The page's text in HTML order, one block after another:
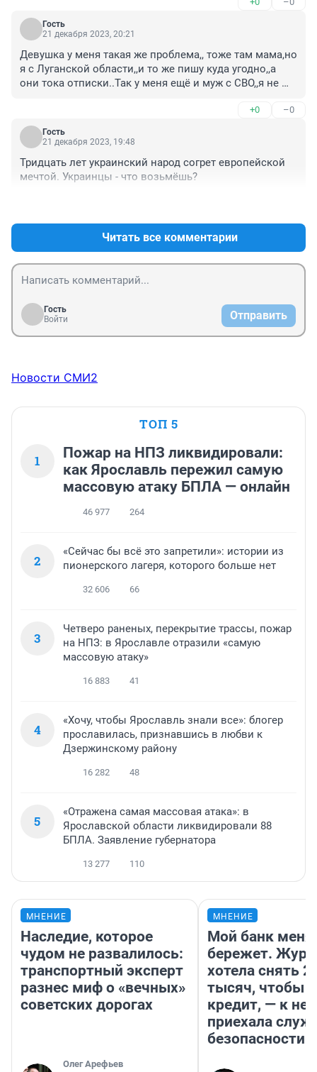
Гость
21 декабря 2023, 20:21
Девушка у меня такая же проблема,, тоже там мама,но
я с Луганской области,,и то же пишу куда угодно,,а
они тока отписки..Так у меня ещё и муж с СВО,,я не
его же тёщу и не впускают,чего они добиваются,,я
скоро в Кремль поеду
+0 –0
Гость
21 декабря 2023, 19:48
Тридцать лет украинский народ согрет европейской
мечтой. Украинцы - что возьмёшь?
Читать все комментарии
Гость
Войти
Отправить
Новости СМИ2
ТОП 5
1
Пожар на НПЗ ликвидировали:
как Ярославль пережил самую
массовую атаку БПЛА — онлайн
46 977 264
2
«Сейчас бы всё это запретили»: истории из
пионерского лагеря, которого больше нет
32 606 66
3
Четверо раненых, перекрытие трассы, пожар
на НПЗ: в Ярославле отразили «самую
массовую атаку»
16 883 41
4
«Хочу, чтобы Ярославль знали все»: блогер
прославилась, признавшись в любви к
Дзержинскому району
16 282 48
5
«Отражена самая массовая атака»: в
Ярославской области ликвидировали 88
БПЛА. Заявление губернатора
13 277 110
МНЕНИЕ
Наследие, которое
чудом не развалилось:
транспортный эксперт
разнес миф о «вечных»
советских дорогах
Олег Арефьев
МНЕНИЕ
Мой банк меня
бережет.
хотела снять
тысяч, чтобы
кредит, — к
приехала
безопасности